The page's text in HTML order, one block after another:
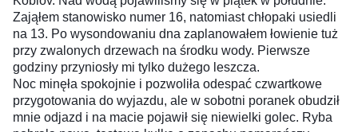
Zająłem stanowisko numer 16, natomiast chłopaki usiedli
na 13. Po wysondowaniu dna zaplanowałem łowienie tuż
przy zwalonych drzewach na środku wody. Pierwsze
godziny przyniosły mi tylko dużego leszcza.
Noc minęła spokojnie i pozwoliła odespać czwartkowe
przygotowania do wyjazdu, ale w sobotni poranek obudził
mnie odjazd i na macie pojawił się niewielki golec. Ryba